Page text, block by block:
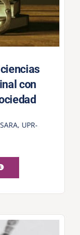
con
, UPR-